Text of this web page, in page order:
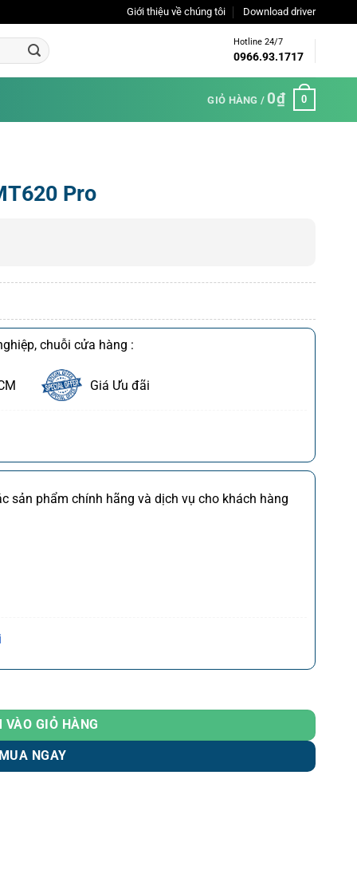
Giới thiệu về chúng tôi Download driver
Hotline 24/7
0966.93.1717
GIỎ HÀNG / 0₫ 0
Pro
chuỗi cửa hàng :
Giá Ưu đãi
Chi tiết
Chi tiết
sản phẩm chính hãng và dịch vụ cho khách hàng
Hưng Đạo, P. Cửa Nam, Q. Hoàn Kiếm, Tp. Hà
VÀO GIỎ HÀNG
MUA NGAY